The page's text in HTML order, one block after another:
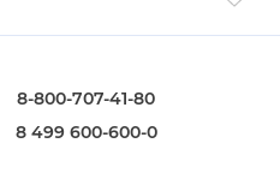
8-800-707-41-80
8 499 600-600-0